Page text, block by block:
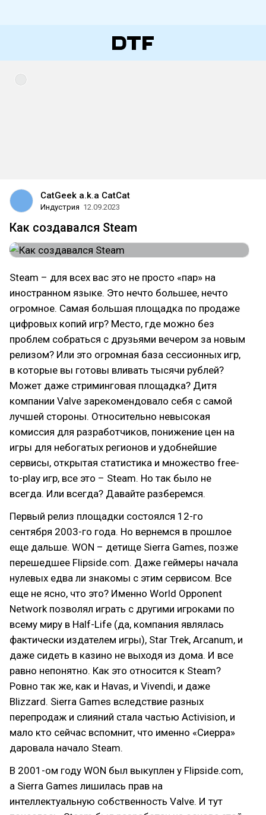
CatGeek a.k.a CatCat
Индустрия 12.09.2023
Как создавался Steam
Steam – для всех вас это не просто «пар» на
иностранном языке. Это нечто большее, нечто
огромное. Самая большая площадка по продаже
цифровых копий игр? Место, где можно без
проблем собраться с друзьями вечером за новым
релизом? Или это огромная база сессионных игр,
в которые вы готовы вливать тысячи рублей?
Может даже стриминговая площадка? Дитя
компании Valve зарекомендовало себя с самой
лучшей стороны. Относительно невысокая
комиссия для разработчиков, понижение цен на
игры для небогатых регионов и удобнейшие
сервисы, открытая статистика и множество free-
to-play игр, все это – Steam. Но так было не
всегда. Или всегда? Давайте разберемся.
Первый релиз площадки состоялся 12-го
сентября 2003-го года. Но вернемся в прошлое
еще дальше. WON – детище Sierra Games, позже
перешедшее Flipside.com. Даже геймеры начала
нулевых едва ли знакомы с этим сервисом. Все
еще не ясно, что это? Именно World Opponent
Network позволял играть с другими игроками по
всему миру в Half-Life (да, компания являлась
фактически издателем игры), Star Trek, Arcanum, и
даже сидеть в казино не выходя из дома. И все
равно непонятно. Как это относится к Steam?
Ровно так же, как и Havas, и Vivendi, и даже
Blizzard. Sierra Games вследствие разных
перепродаж и слияний стала частью Activision, и
мало кто сейчас вспомнит, что именно «Сиерра»
даровала начало Steam.
В 2001-ом году WON был выкуплен у Flipside.com,
а Sierra Games лишилась прав на
интеллектуальную собственность Valve. И тут